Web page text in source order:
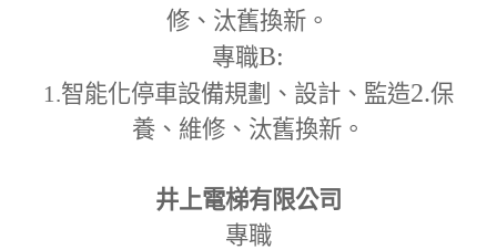
修、汰舊換新。
專職B:
1.智能化停車設備規劃、設計、監造2.保
養、維修、汰舊換新。
井上電梯有限公司
專職